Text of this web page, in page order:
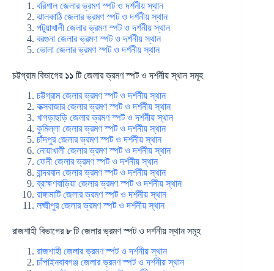
বরিশাল জেলার ভ্রমণ স্পট ও দর্শনীয় স্থান
ঝালকাঠি জেলার ভ্রমণ স্পট ও দর্শনীয় স্থান
পটুয়াখালী জেলার ভ্রমণ স্পট ও দর্শনীয় স্থান
বরগুনা জেলার ভ্রমণ স্পট ও দর্শনীয় স্থান
ভোলা জেলার ভ্রমণ স্পট ও দর্শনীয় স্থান
চট্টগ্রাম বিভাগের ১১ টি জেলার ভ্রমণ স্পট ও দর্শনীয় স্থান সমূহ
চট্টগ্রাম জেলার ভ্রমণ স্পট ও দর্শনীয় স্থান
কক্সবাজার জেলার ভ্রমণ স্পট ও দর্শনীয় স্থান
খাগড়াছড়ি জেলার ভ্রমণ স্পট ও দর্শনীয় স্থান
কুমিল্লা জেলার ভ্রমণ স্পট ও দর্শনীয় স্থান
চাঁদপুর জেলার ভ্রমণ স্পট ও দর্শনীয় স্থান
নোয়াখালী জেলার ভ্রমণ স্পট ও দর্শনীয় স্থান
ফেনী জেলার ভ্রমণ স্পট ও দর্শনীয় স্থান
বান্দরবান জেলার ভ্রমণ স্পট ও দর্শনীয় স্থান
ব্রাহ্মণবাড়িয়া জেলার ভ্রমণ স্পট ও দর্শনীয় স্থান
রাঙ্গামাটি জেলার ভ্রমণ স্পট ও দর্শনীয় স্থান
লক্ষ্মীপুর জেলার ভ্রমণ স্পট ও দর্শনীয় স্থান
রাজশাহী বিভাগের৮টি জেলার ভ্রমণ স্পট ও দর্শনীয় স্থান সমূহ
রাজশাহী জেলার ভ্রমণ স্পট ও দর্শনীয় স্থান
চাঁপাইনবাবগঞ্জ জেলার ভ্রমণ স্পট ও দর্শনীয় স্থান